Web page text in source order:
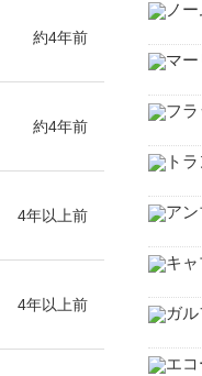
約4年前
約4年前
4年以上前
4年以上前